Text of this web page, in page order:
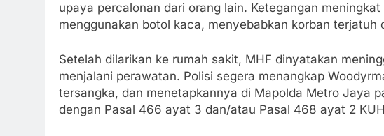
upaya percalonan dari orang lain. Ketegangan
menggunakan botol kaca, menyebabkan korban terjatuh
Setelah dilarikan ke rumah sakit, MHF dinyatakan
menjalani perawatan. Polisi segera menangkap
tersangka, dan menetapkannya di Mapolda Metro Jaya
dengan Pasal 466 ayat 3 dan/atau Pasal 468 ayat 2